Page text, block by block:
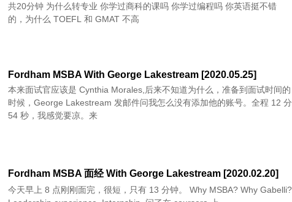
共20分钟 为什么转专业 你学过商科的课吗 你学过编程吗 你英语挺不错
的，为什么 TOEFL 和 GMAT 不高
Fordham MSBA With George Lakestream [2020.05.25]
本来面试官应该是 Cynthia Morales,后来不知道为什么，准备到面试时间的
时候，George Lakestream 发邮件问我怎么没有添加他的账号。全程 12 分
54 秒，我感觉要凉。来
Fordham MSBA 面经 With George Lakestream [2020.02.20]
今天早上 8 点刚刚面完，很短，只有 13 分钟。 Why MSBA? Why Gabelli?